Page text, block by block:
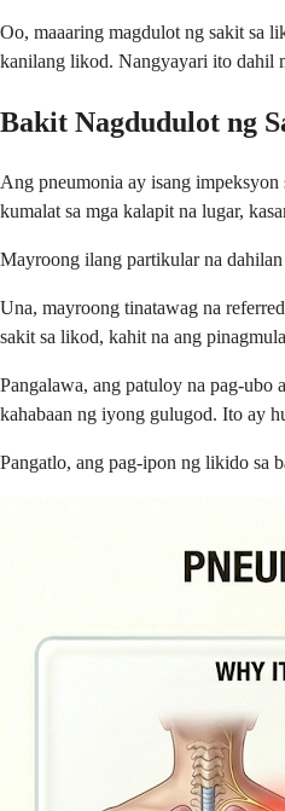
Oo, maaaring magdulot ng sakit sa
kanilang likod. Nangyayari ito dahil
Bakit Nagdudulot ng
Ang pneumonia ay isang
kumalat sa mga kalapit na lugar,
Mayroong ilang partikular na
Una, mayroong tinatawag na
sakit sa likod, kahit na ang
Pangalawa, ang patuloy na pag-ubo
kahabaan ng iyong gulugod. Ito ay
Pangatlo, ang pag-ipon ng likido sa